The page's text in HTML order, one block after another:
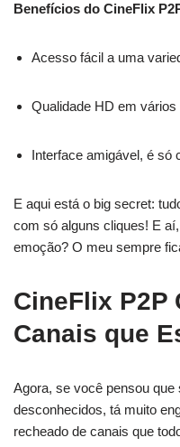
Benefícios do CineFlix
Acesso fácil a uma
Qualidade HD em vários
Interface amigável, é só
E aqui está o big secret:
com só alguns cliques! E
emoção? O meu sempre
CineFlix P2P
Canais que
Agora, se você pensou
desconhecidos, tá muito
recheado de canais que